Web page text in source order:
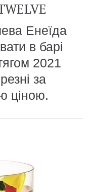
Енеїда
в барі
2021
за
ціною.